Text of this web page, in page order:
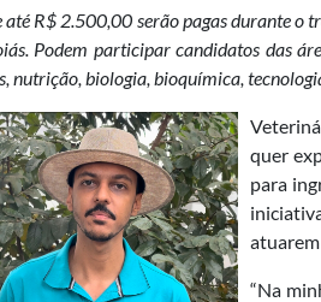
até R$ 2.500,00 serão pagas durante o
Podem participar candidatos das
nutrição, biologia, bioquímica,
quer
para
“Na